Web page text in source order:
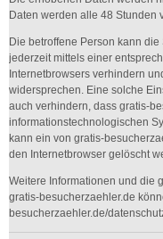
Daten werden alle 48 Stunden
Die betroffene Person kann
jederzeit mittels einer
Internetbrowsers verhindern
widersprechen. Eine solche
auch verhindern, dass gratis-
informationstechnologischen
kann ein von gratis-
den Internetbrowser gelöscht
Weitere Informationen und die
gratis-besucherzaehler.de
besucherzaehler.de/